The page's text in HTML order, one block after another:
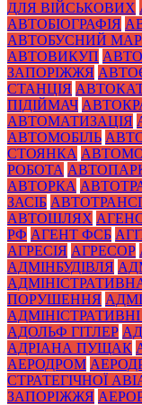
ДЛЯ ВІЙСЬКОВИХ
АВТОБІОГРАФІЯ
АВТОБУСНИЙ
АВТОВИКУП
ЗАПОРІЖЖЯ
СТАНЦІЯ
ПІДІЙМАЧ
АВТОМАТИЗАЦІЯ
АВТОМОБІЛЬ
СТОЯНКА
РОБОТА
АВТОРКА
ЗАСІБ
АВТОШЛЯХ
РФ АГЕНТ ФСБ
АГРЕСІЯ АГРЕСОР
АДМІНБУДІВЛЯ
ПОРУШЕННЯ
АДОЛЬФ ГІТЛЕР
АДРІАНА ПУЩАК
АЕРОДРОМ
СТРАТЕГІЧНОЇ
ЗАПОРІЖЖЯ